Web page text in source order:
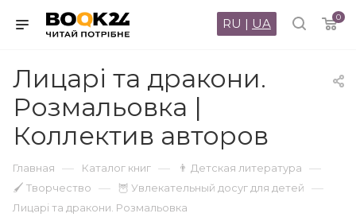
0
RU | UA
Лицарі та дракони.
Розмальовка |
Коллектив авторов
Главная — Каталог книг — 👨 Детская литература —
🖌 Творчество — 🦉 Увлекательный досуг для детей —
Лицарі та дракони. Розмальовка